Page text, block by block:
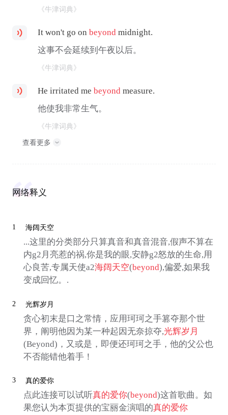
《牛津词典》
It won't go onbeyond midnight.
这事不会延续到午夜以后。
《牛津词典》
He irritated mebeyond measure.
他使我非常生气。
《牛津词典》
查看更多
网络释义
1 海阔天空
...这里的分类部分只算真音和真音混音,假声不算在
内g2月亮惹的祸,你是我的眼,安静g2怒放的生命,用
心良苦,专属天使a2海阔天空(beyond),偏爱,如果我
变成回忆。.
2 光辉岁月
贪心初末是口之常情，应用珂珂之手篡夺那个世
界，阐明他因为某一种起因无奈掠夺,光辉岁月
(Beyond)，又或是，即便还珂珂之手，他的父公也
不否能错他着手！
3 真的爱你
点此连接可以试听真的爱你(beyond)这首歌曲。如
果您认为本页提供的宝丽金演唱的真的爱你